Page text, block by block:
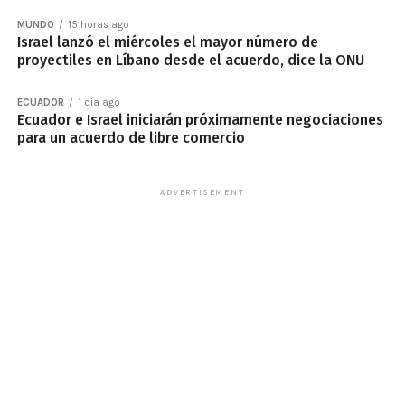
MUNDO 15 horas ago
Israel lanzó el miércoles el mayor número de
proyectiles en Líbano desde el acuerdo, dice la ONU
ECUADOR 1 día ago
Ecuador e Israel iniciarán próximamente negociaciones
para un acuerdo de libre comercio
ADVERTISEMENT